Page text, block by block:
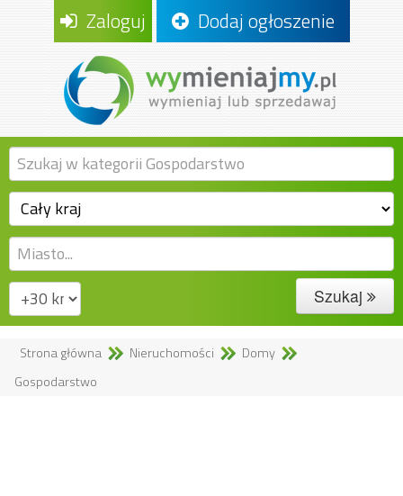
Zaloguj Dodaj ogłoszenie
Szukaj
Strona główna Nieruchomości
Domy
Gospodarstwo